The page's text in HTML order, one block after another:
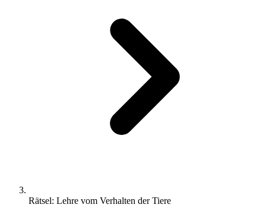
Rätsel: Lehre vom Verhalten der Tiere